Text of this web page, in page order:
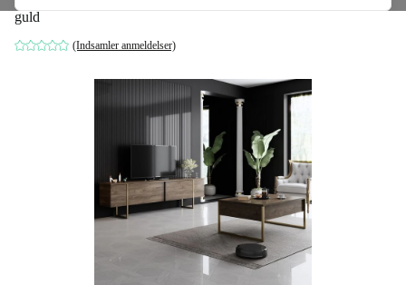
guld
(Indsamler anmeldelser)